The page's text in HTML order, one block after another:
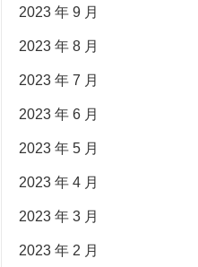
2023 年 9 月
2023 年 8 月
2023 年 7 月
2023 年 6 月
2023 年 5 月
2023 年 4 月
2023 年 3 月
2023 年 2 月